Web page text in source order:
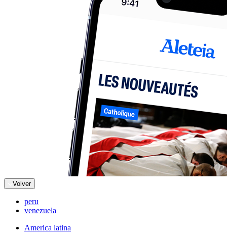
Volver
peru
venezuela
America latina